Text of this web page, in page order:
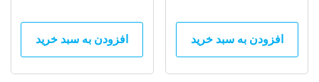
افزودن به سبد خرید افزودن به سبد خرید